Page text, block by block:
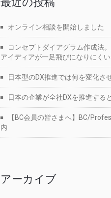
オンライン相談を開始しました
コンセプトダイアグラム作成法
アイディアが一足飛びになりにくい
日本型のDX推進では何を変化さ
日本の企業が全社DXを推進する
【BC会員の皆さまへ】BC/
内
アーカイブ